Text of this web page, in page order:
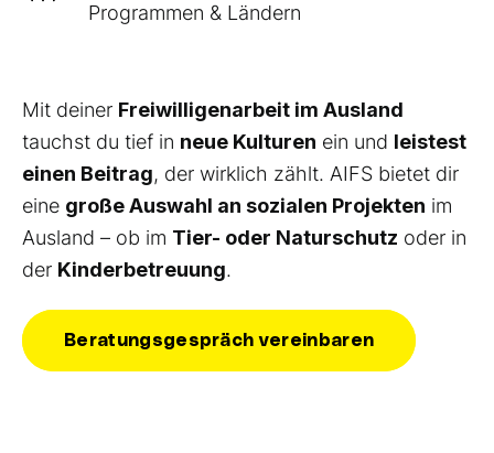
Programmen & Ländern
Mit deiner Freiwilligenarbeit im Ausland
tauchst du tief in neue Kulturen ein und leistest
einen Beitrag, der wirklich zählt. AIFS bietet dir
eine große Auswahl an sozialen Projekten im
Ausland – ob im Tier- oder Naturschutz oder in
der Kinderbetreuung.
Beratungsgespräch vereinbaren